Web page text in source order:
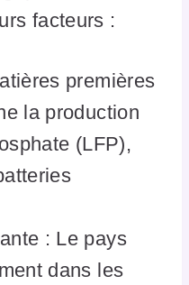
facteurs :
premières
la production
(LFP),
: Le pays
dans les